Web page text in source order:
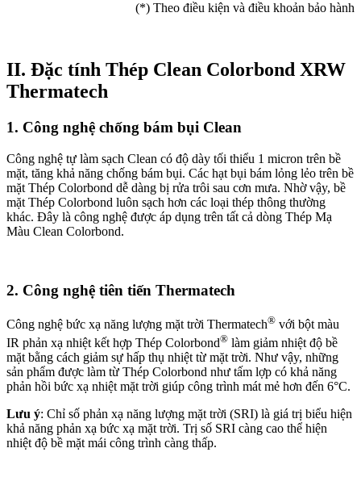
(*) Theo điều kiện và điều khoản bảo hành
II. Đặc tính Thép Clean Colorbond XRW
Thermatech
1. Công nghệ chống bám bụi Clean
Công nghệ tự làm sạch Clean có độ dày tối thiểu 1 micron trên bề
mặt, tăng khả năng chống bám bụi. Các hạt bụi bám lỏng lẻo trên bề
mặt Thép Colorbond dễ dàng bị rửa trôi sau cơn mưa. Nhờ vậy, bề
mặt Thép Colorbond luôn sạch hơn các loại thép thông thường
khác. Đây là công nghệ được áp dụng trên tất cả dòng Thép Mạ
Màu Clean Colorbond.
2. Công nghệ tiên tiến Thermatech
Công nghệ bức xạ năng lượng mặt trời Thermatech® với bột màu
IR phản xạ nhiệt kết hợp Thép Colorbond® làm giảm nhiệt độ bề
mặt bằng cách giảm sự hấp thụ nhiệt từ mặt trời. Như vậy, những
sản phẩm được làm từ Thép Colorbond như tấm lợp có khả năng
phản hồi bức xạ nhiệt mặt trời giúp công trình mát mẻ hơn đến 6°C.
Lưu ý: Chỉ số phản xạ năng lượng mặt trời (SRI) là giá trị biểu hiện
khả năng phản xạ bức xạ mặt trời. Trị số SRI càng cao thể hiện
nhiệt độ bề mặt mái công trình càng thấp.